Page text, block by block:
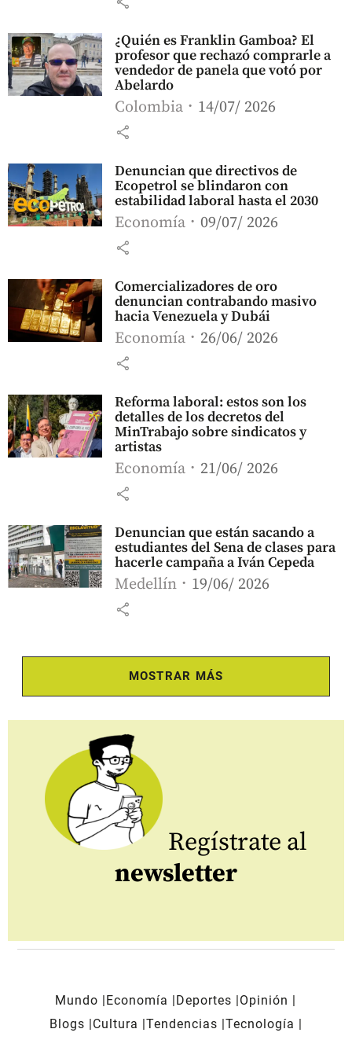
¿Quién es Franklin Gamboa? El
profesor que rechazó comprarle a
vendedor de panela que votó por
Abelardo
Colombia 14/07/ 2026
share
Denuncian que directivos de
Ecopetrol se blindaron con
estabilidad laboral hasta el 2030
Economía 09/07/ 2026
share
Comercializadores de oro
denuncian contrabando masivo
hacia Venezuela y Dubái
Economía 26/06/ 2026
share
Reforma laboral: estos son los
detalles de los decretos del
MinTrabajo sobre sindicatos y
artistas
Economía 21/06/ 2026
share
Denuncian que están sacando a
estudiantes del Sena de clases para
hacerle campaña a Iván Cepeda
Medellín 19/06/ 2026
share
MOSTRAR MÁS
Regístrate al
newsletter
Mundo Economía Deportes
Opinión
Blogs
Cultura Tendencias Tecnología